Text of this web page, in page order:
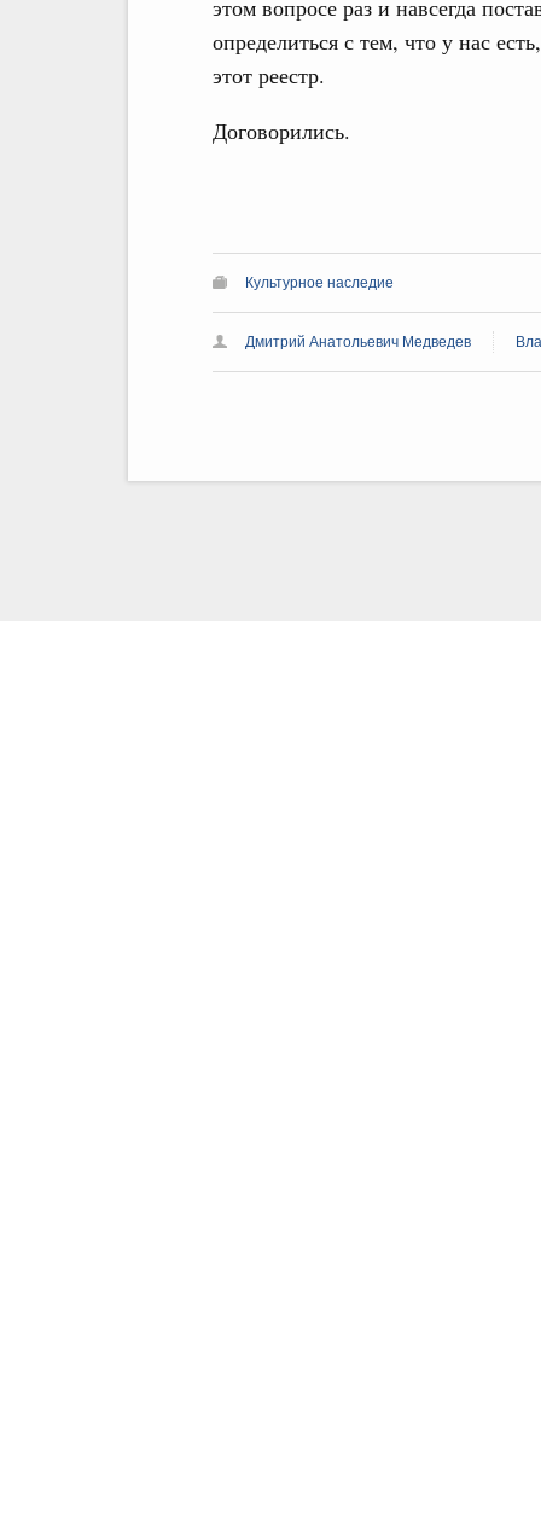
этом вопросе раз и навсегда
определиться с тем, что у нас
этот реестр.
Договорились.
Культурное наследие
Дмитрий Анатольевич Медведев